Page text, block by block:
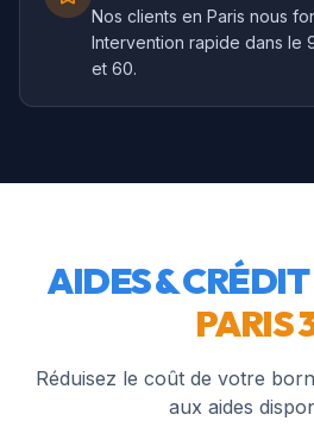
Nos clients en Paris nous
Intervention rapide dans le
et 60.
AIDES &
PARIS
Réduisez le coût de votre
aux aides